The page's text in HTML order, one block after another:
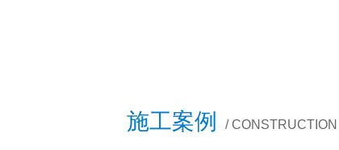
施工案例 /